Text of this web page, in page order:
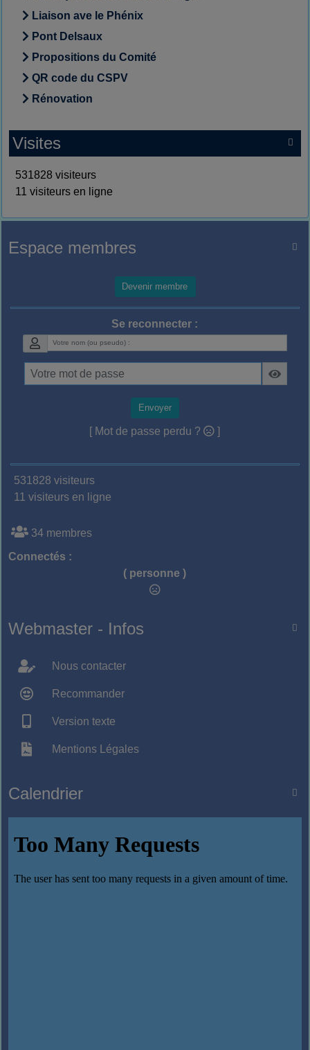
Liaison ave le Phénix
Pont Delsaux
Propositions du Comité
QR code du CSPV
Rénovation

Visites
531828 visiteurs
11 visiteurs en ligne

Espace membres
Devenir membre
Se reconnecter :
Envoyer
[ Mot de passe perdu ? ]
531828 visiteurs
11 visiteurs en ligne
34 membres
Connectés :
( personne )

Webmaster - Infos
Nous contacter
Recommander
Version texte
Mentions Légales

Calendrier